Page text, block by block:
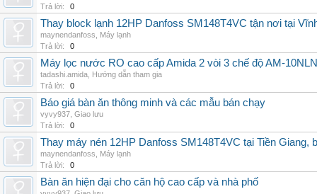
Trả lời:
0
Thay block lạnh 12HP Danfoss SM148T4VC tận nơi tại
maynendanfoss
Máy lạnh
Trả lời:
0
Máy lọc nước RO cao cấp Amida 2 vòi 3 chế độ AM-
tadashi.amida Hướng dẫn tham gia
Trả lời:
0
Báo giá bàn ăn thông minh và các mẫu bán chạy
vyvy937 Giao lưu
Trả lời:
0
Thay máy nén 12HP Danfoss SM148T4VC tại Tiền Giang,
maynendanfoss
Máy lạnh
Trả lời:
0
Bàn ăn hiện đại cho căn hộ cao cấp và nhà phố